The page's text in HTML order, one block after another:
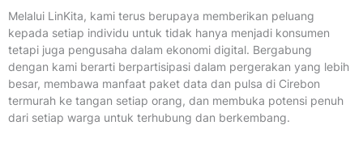
Melalui LinKita, kami terus berupaya memberikan peluang
kepada setiap individu untuk tidak hanya menjadi konsumen
tetapi juga pengusaha dalam ekonomi digital. Bergabung
dengan kami berarti berpartisipasi dalam pergerakan yang lebih
besar, membawa manfaat paket data dan pulsa di Cirebon
termurah ke tangan setiap orang, dan membuka potensi penuh
dari setiap warga untuk terhubung dan berkembang.